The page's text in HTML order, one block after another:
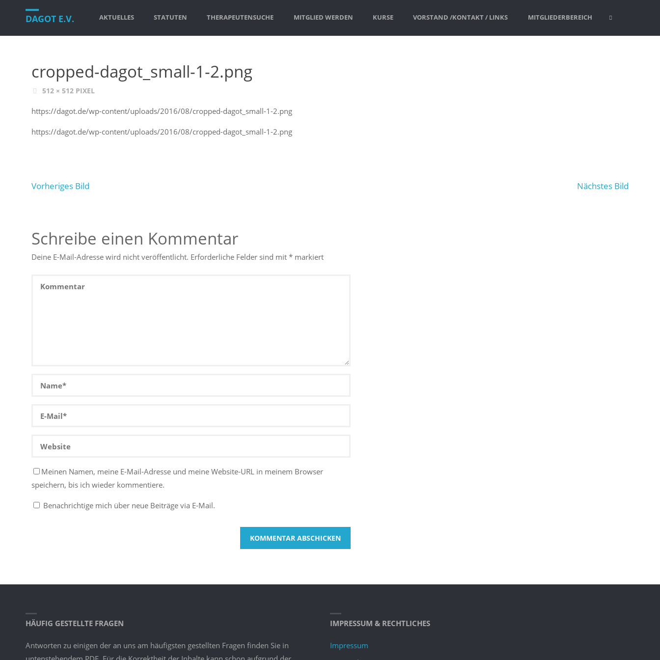
DAGOT E.V.
Inhalt
springen
AKTUELLES STATUTEN THERAPEUTENSUCHE MITGLIED WERDEN KURSE VORSTAND /KONTAKT / LINKS MITGLIEDERBEREICH
cropped-dagot_small-1-2.png
VOLLE512 × 512 PIXEL
https://dagot.de/wp-content/uploads/2016/08/cropped-dagot_small-1-2.png
https://dagot.de/wp-content/uploads/2016/08/cropped-dagot_small-1-2.png
Vorheriges Bild Nächstes Bild
Schreibe einen Kommentar
Deine E-Mail-Adresse wird nicht veröffentlicht. Erforderliche Felder sind mit* markiert
Meinen Namen, meine E-Mail-Adresse und meine Website-URL in meinem Browser
speichern, bis ich wieder kommentiere.
Benachrichtige mich über neue Beiträge via E-Mail.
HÄUFIG GESTELLTE FRAGEN
Antworten zu einigen der an uns am häufigsten gestellten Fragen finden Sie in
IMPRESSUM & RECHTLICHES
Impressum